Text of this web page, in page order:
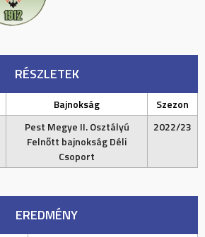
RÉSZLETEK
Bajnokság
Szezon
Pest Megye II. Osztályú
Felnőtt bajnokság Déli
Csoport
2022/23
EREDMÉNY